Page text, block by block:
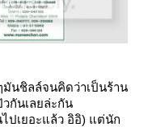
นชิลล์จนคิดว่าเป็นร้าน
กันเลยล่ะกัน
ปเยอะแล้ว อิอิ) แต่นัก